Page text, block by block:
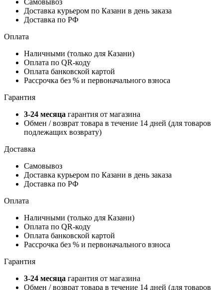
Доставка курьером по Казани в день заказа
Доставка по РФ
Оплата
Наличными (только для Казани)
Оплата по QR-коду
Оплата банковской картой
Рассрочка без % и первоначального взноса
Гарантия
3-24 месяца гарантия от магазина
Обмен / возврат товара в течение 14 дней (для товаров
подлежащих возврату)
Доставка
Самовывоз
Доставка курьером по Казани в день заказа
Доставка по РФ
Оплата
Наличными (только для Казани)
Оплата по QR-коду
Оплата банковской картой
Рассрочка без % и первоначального взноса
Гарантия
3-24 месяца гарантия от магазина
Обмен / возврат товара в течение 14 дней (для товаров